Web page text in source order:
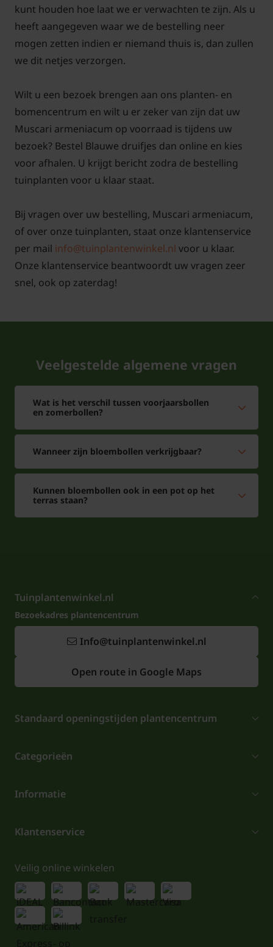
kunt houden hoe laat we er verwachten te zijn. Als u
heeft aangegeven waar we de bestelling neer
mogen zetten indien er niemand thuis is, dan zullen
we dit netjes verzorgen.
Wilt u een bezoek brengen aan ons planten- en
bomencentrum en wilt u er zeker van zijn dat uw
Muscari armeniacum op voorraad is tijdens uw
bezoek? Bestel Blauwe druifjes dan online en kies
voor afhalen. U krijgt bericht zodra de bestelling
tuinplanten voor u klaar staat.
Bij vragen over uw bestelling, Muscari armeniacum,
of over onze tuinplanten, staat onze klantenservice
per mail info@tuinplantenwinkel.nl voor u klaar.
Onze klantenservice beantwoordt uw vragen zeer
snel, ook op zaterdag!
Veelgestelde algemene vragen
Wat is het verschil tussen voorjaarsbollen
en zomerbollen?
Wanneer zijn bloembollen verkrijgbaar?
Kunnen bloembollen ook in een pot op het
terras staan?
Tuinplantenwinkel.nl
Bezoekadres plantencentrum
Info@tuinplantenwinkel.nl
Open route in Google Maps
Standaard openingstijden plantencentrum
Categorieën
Informatie
Klantenservice
Veilig online winkelen